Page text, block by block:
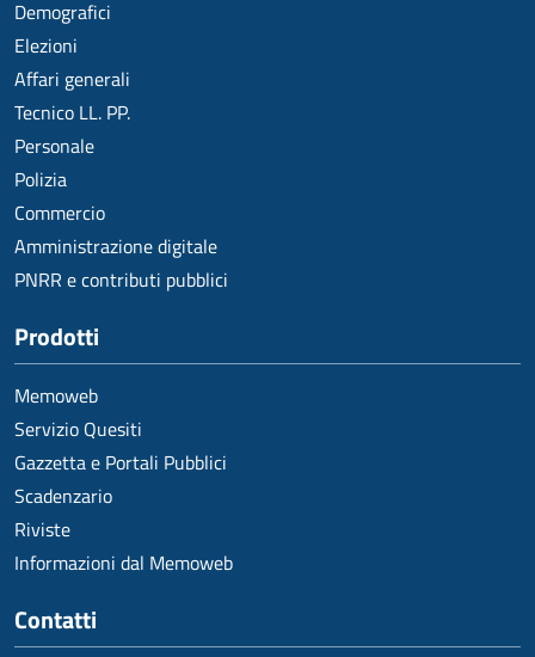
Demografici
Elezioni
Affari generali
Tecnico LL. PP.
Personale
Polizia
Commercio
Amministrazione digitale
PNRR e contributi pubblici
Prodotti
Memoweb
Servizio Quesiti
Gazzetta e Portali Pubblici
Scadenzario
Riviste
Informazioni dal Memoweb
Contatti